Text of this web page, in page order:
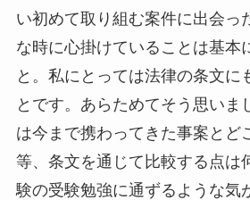
い初めて取り組む案件に出会っ
な時に心掛けていることは基本
と。私にとっては法律の条文に
とです。あらためてそう思いま
は今まで携わってきた事案とど
等、条文を通じて比較する点は
験の受験勉強に通ずるような気